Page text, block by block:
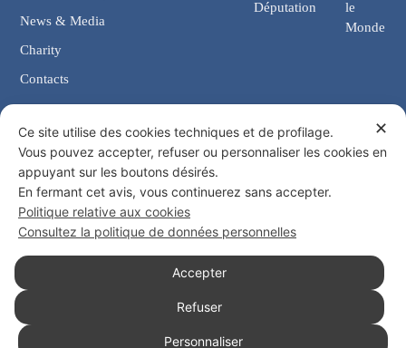
Députation
le
Monde
News & Media
Charity
Contacts
Contacts
Chancellerie: Via Giosuè Carducci, 4 00187 Rome (IT)
eMail: cancelleria@ordine-costantiniano.it
Tél. +39 06 47.41.190 +39 06 48.19.401
Social
✕
Ce site utilise des cookies techniques et de profilage.
Vous pouvez accepter, refuser ou personnaliser les cookies en
appuyant sur les boutons désirés.
En fermant cet avis, vous continuerez sans accepter.
Politique relative aux cookies
Consultez la politique de données personnelles
Accepter
Refuser
Personnaliser